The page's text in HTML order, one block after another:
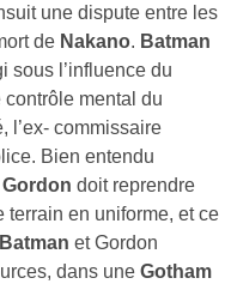
une dispute entre les
de Nakano. Batman
sous l’influence du
mental du
l’ex‑ commissaire
Bien entendu
Gordon doit reprendre
terrain en uniforme, et ce
Batman et Gordon
dans une Gotham